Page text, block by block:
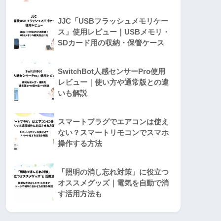
JJC「USBフラッシュメモリケー
ス」使用レビュー｜USBメモリ・
SDカード用の収納・保管ケース
SwitchBot人感センサーPro使用
レビュー｜使い方や通常版との違
いも解説
スマートプラグでエアコンは使え
ない？スマートリモコンでスマホ
操作する方法
「照明の消し忘れ対策」に役立つ
オススメグッズ｜電気を自動で消
す活用方法も